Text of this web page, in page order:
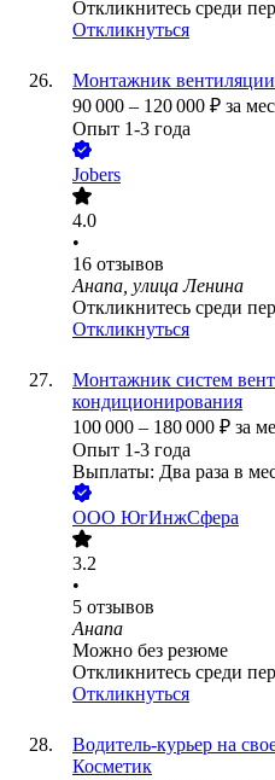
Откликнитесь среди
Откликнуться
Монтажник
90 000 – 120 000 ₽ за
Опыт 1-3 года
Jobers
4.0
•
16 отзывов
Анапа, улица Ленина
Откликнитесь среди
Откликнуться
Монтажник систем
кондиционирования
100 000 – 180 000 ₽ за
Опыт 1-3 года
Выплаты: Два раза в
ООО ЮгИнжСфера
3.2
•
5 отзывов
Анапа
Можно без резюме
Откликнитесь среди
Откликнуться
Водитель-курьер на
Косметик